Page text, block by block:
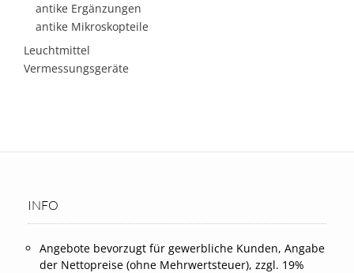
antike Ergänzungen
antike Mikroskopteile
Leuchtmittel
Vermessungsgeräte
INFO
Angebote bevorzugt für gewerbliche Kunden, Angabe
der Nettopreise (ohne Mehrwertsteuer), zzgl. 19%